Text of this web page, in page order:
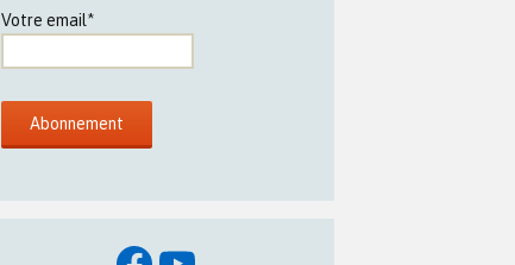
Votre email*